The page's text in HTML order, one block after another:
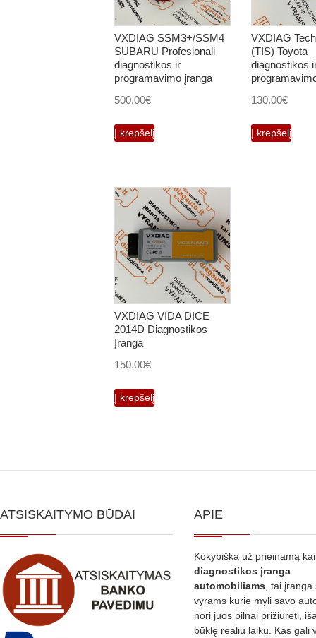
VXDIAG SSM3+/SSM4
SUBARU Profesionali
diagnostikos ir
programavimo įranga
500.00€
Į krepšelį
VXDIAG
(TIS) Toyota
diagnostikos
130.00€
Į krepšelį
VXDIAG VIDA DICE
2014D Diagnostikos
Įranga
150.00€
Į krepšelį
ATSISKAITYMO BŪDAI APIE
Kokybiška už prieinamą
diagnostikos įranga
automobiliams , tai
vyrams kurie myli savo
nori juos pilnai prižiūrėti,
būklę realiu laiku. Kas gali